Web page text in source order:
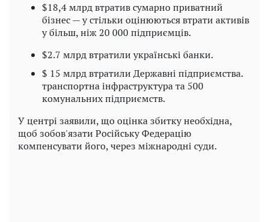
$18,4 млрд втратив сумарно приватний
бізнес — у стільки оцінюються втрати активів
у більш, ніж 20 000 підприємців.
$2.7 млрд втратили українські банки.
$ 15 млрд втратили Державні підприємства.
транспортна інфраструктура та 500
комунальних підприємств.
У центрі заявили, що оцінка збитку необхідна,
щоб зобов'язати Російську Федерацію
компенсувати його, через міжнародні суди.